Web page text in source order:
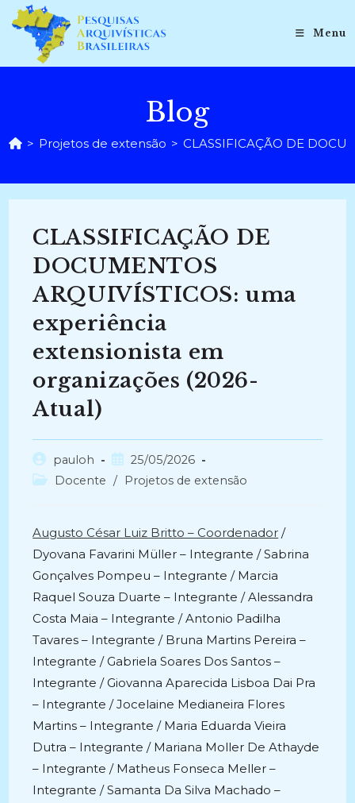
para
conteúdo
Menu
Blog
> Projetos de extensão > CLASSIFICAÇÃO DE
CLASSIFICAÇÃO DE
DOCUMENTOS
ARQUIVÍSTICOS: uma
experiência
extensionista em
organizações (2026-
Atual)
Autor
do
pauloh
Post
publicado:
25/05/2026
Categoria
Docente / Projetos de extensão
Augusto César Luiz Britto – Coordenador /
Dyovana Favarini Müller – Integrante / Sabrina
Gonçalves Pompeu – Integrante / Marcia
Raquel Souza Duarte – Integrante / Alessandra
Costa Maia – Integrante / Antonio Padilha
Tavares – Integrante / Bruna Martins Pereira –
Integrante / Gabriela Soares Dos Santos –
Integrante / Giovanna Aparecida Lisboa Dai Pra
– Integrante / Jocelaine Medianeira Flores
Martins – Integrante / Maria Eduarda Vieira
Dutra – Integrante / Mariana Moller De Athayde
– Integrante / Matheus Fonseca Meller –
Integrante / Samanta Da Silva Machado –